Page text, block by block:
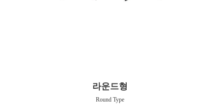
라운드형
Round Type